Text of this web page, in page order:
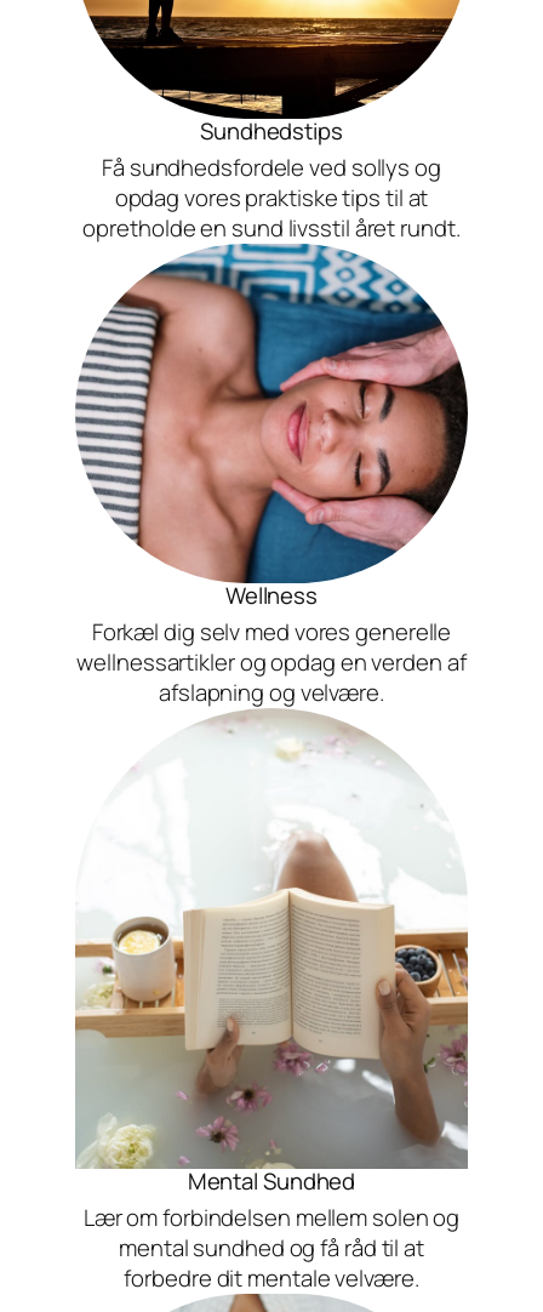
Sundhedstips
Få sundhedsfordele ved sollys og
opdag vores praktiske tips til at
opretholde en sund livsstil året rundt.
Wellness
Forkæl dig selv med vores generelle
wellnessartikler og opdag en verden af
afslapning og velvære.
Mental Sundhed
Lær om forbindelsen mellem solen og
mental sundhed og få råd til at
forbedre dit mentale velvære.